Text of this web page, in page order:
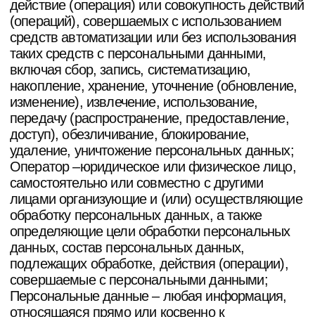
определенному кругу лиц;
Распространение персональных данных –
любые действия, направленные на раскрытие
персональных данных неопределенному кругу
лиц (передача персональных данных) или на
ознакомление с персональными данными
неограниченного круга лиц, в том числе
обнародование персональных данных в
средствах массовой информации, размещение
в информационно-телекоммуникационных сетях
или предоставление доступа к персональным
данным каким-либо иным способом;
Уничтожение персональных данных – любые
действия, в результате которых персональные
данные уничтожаются безвозвратно с
невозможностью дальнейшего восстановления
содержания персональных данных в
информационной системе персональных
данных и (или) результате которых
уничтожаются материальные носители
персональных данных.
3. Оператор может обрабатывать
следующие персональные данные
Пользователя